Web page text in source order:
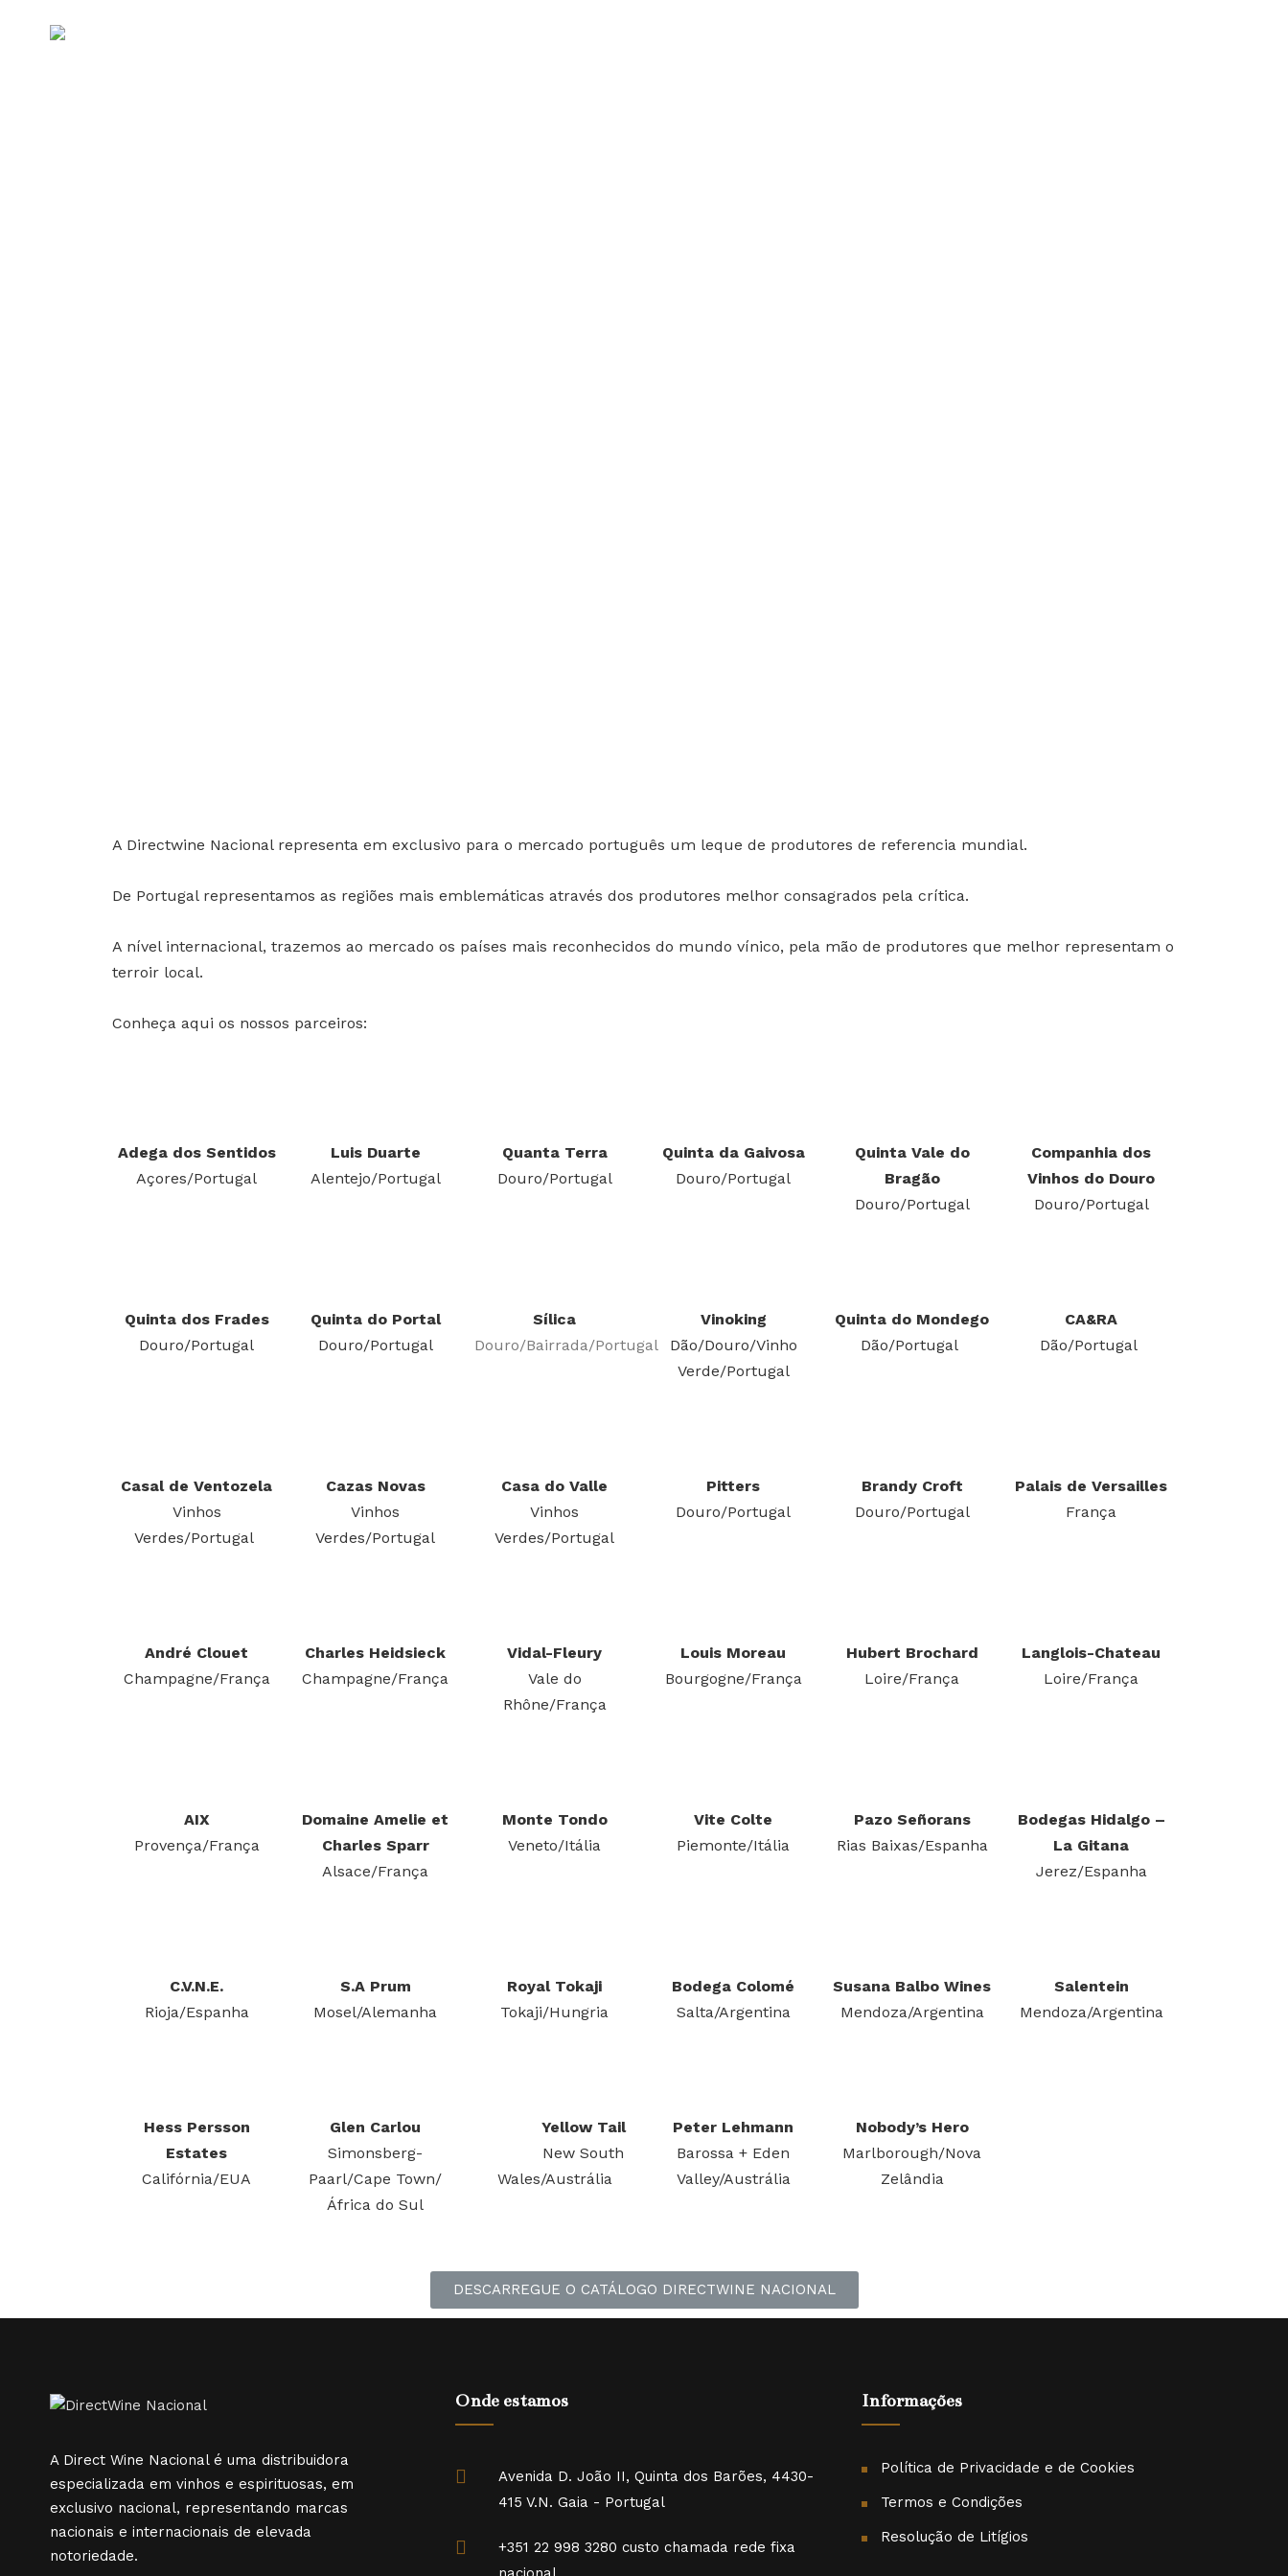
A Directwine Nacional representa em exclusivo para o mercado português um leque de produtores de referencia mundial.
De Portugal representamos as regiões mais emblemáticas através dos produtores melhor consagrados pela crítica.
A nível internacional, trazemos ao mercado os países mais reconhecidos do mundo vínico, pela mão de produtores que melhor representam o
terroir local.
Conheça aqui os nossos parceiros:
Adega dos Sentidos
Açores/Portugal
Luis Duarte
Alentejo/Portugal
Quanta Terra
Douro/Portugal
Quinta da Gaivosa
Douro/Portugal
Quinta Vale do
Bragão
Douro/Portugal
Companhia dos
Vinhos do Douro
Douro/Portugal
Quinta dos Frades
Douro/Portugal
Quinta do Portal
Douro/Portugal
Sílica
Douro/Bairrada/Portugal
Vinoking
Dão/Douro/Vinho
Verde/Portugal
Quinta do Mondego
Dão/Portugal
CA&RA
Dão/Portugal
Casal de Ventozela
Vinhos
Verdes/Portugal
Cazas Novas
Vinhos
Verdes/Portugal
Casa do Valle
Vinhos
Verdes/Portugal
Pitters
Douro/Portugal
Brandy Croft
Douro/Portugal
Palais de Versailles
França
André Clouet
Champagne/França
Charles Heidsieck
Champagne/França
Vidal-Fleury
Vale do
Rhône/França
Louis Moreau
Bourgogne/França
Hubert Brochard
Loire/França
Langlois-Chateau
Loire/França
AIX
Provença/França
Domaine Amelie et
Charles Sparr
Alsace/França
Monte Tondo
Veneto/Itália
Vite Colte
Piemonte/Itália
Pazo Señorans
Rias Baixas/Espanha
Bodegas Hidalgo –
La Gitana
Jerez/Espanha
C.V.N.E.
Rioja/Espanha
S.A Prum
Mosel/Alemanha
Royal Tokaji
Tokaji/Hungria
Bodega Colomé
Salta/Argentina
Susana Balbo Wines
Mendoza/Argentina
Salentein
Mendoza/Argentina
Hess Persson
Estates
Califórnia/EUA
Glen Carlou
Simonsberg-
Paarl/Cape Town/
África do Sul
Yellow Tail
New South
Wales/Austrália
Peter Lehmann
Barossa + Eden
Valley/Austrália
Nobody’s Hero
Marlborough/Nova
Zelândia
DESCARREGUE O CATÁLOGO DIRECTWINE NACIONAL
A Direct Wine Nacional é uma distribuidora
especializada em vinhos e espirituosas, em
exclusivo nacional, representando marcas
nacionais e internacionais de elevada
notoriedade.
Onde estamos
Avenida D. João II, Quinta dos Barões, 4430-
415 V.N. Gaia - Portugal
+351 22 998 3280 custo chamada rede fixa
Informações
Política de Privacidade e de Cookies
Termos e Condições
Resolução de Litígios